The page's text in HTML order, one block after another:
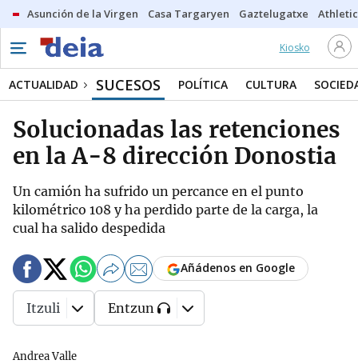
Asunción de la Virgen Casa Targaryen Gaztelugatxe Athletic
Kiosko
ACTUALIDAD SUCESOS POLÍTICA CULTURA
Solucionadas las retenciones
en la A-8 dirección Donostia
Un camión ha sufrido un percance en el punto
kilométrico 108 y ha perdido parte de la carga, la
cual ha salido despedida
Andrea Valle
Añádenos en Google
Itzuli Entzun